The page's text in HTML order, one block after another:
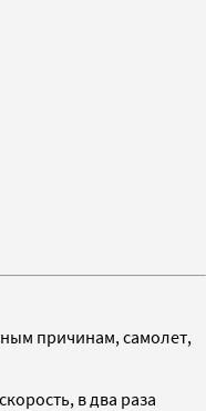
причинам, самолет,
в два раза